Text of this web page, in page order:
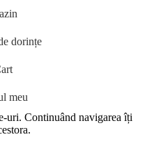
dorințe
meu
uri. Continuând navigarea îți